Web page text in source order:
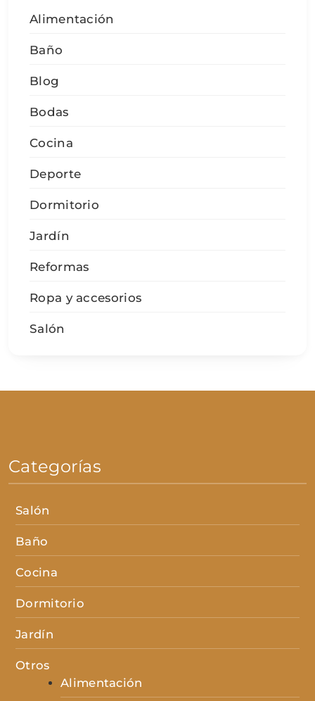
Alimentación
Baño
Blog
Bodas
Cocina
Deporte
Dormitorio
Jardín
Reformas
Ropa y accesorios
Salón
Categorías
Salón
Baño
Cocina
Dormitorio
Jardín
Otros
Alimentación